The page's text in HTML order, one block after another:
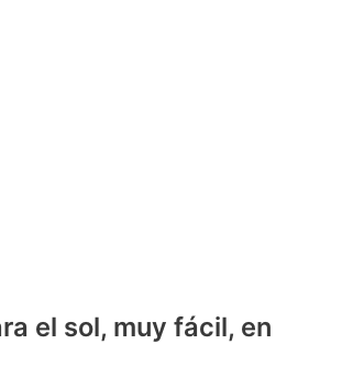
el sol, muy fácil, en